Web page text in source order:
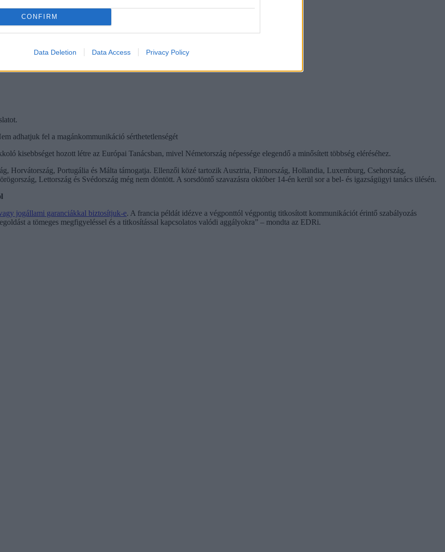
CONFIRM
Data Deletion Data Access Privacy Policy
adhatjuk fel a magánkommunikáció sérthetetlenségét
kisebbséget hozott létre az Európai Tanácsban, mivel Németország népessége elegendő a minősített többség eléréséhez.
Horvátország, Portugália és Málta támogatja. Ellenzői közé tartozik Ausztria, Finnország, Hollandia, Luxemburg, Csehország,
Lettország és Svédország még nem döntött. A sorsdöntő szavazásra október 14-én kerül sor a bel- és igazságügyi tanács ülésén.
jogállami garanciákkal biztosítjuk-e. A francia példát idézve a végponttól végpontig titkosított kommunikációt érintő szabályozás
a tömeges megfigyeléssel és a titkosítással kapcsolatos valódi aggályokra” – mondta az EDRi.